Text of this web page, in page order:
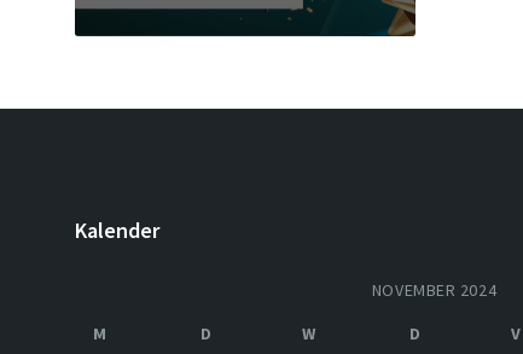
Kalender
NOVEMBER 2024
M
D W D V